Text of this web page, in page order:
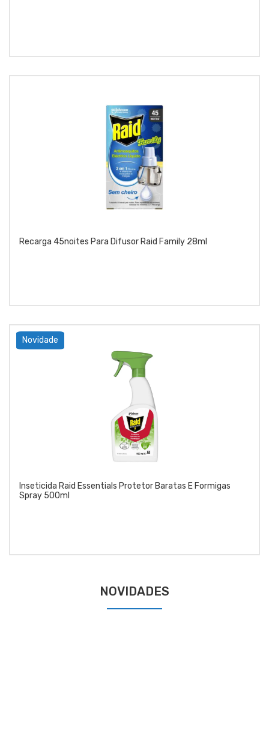
Recarga 45noites Para Difusor Raid Family 28ml
Novidade
Inseticida Raid Essentials Protetor Baratas E Formigas
Spray 500ml
NOVIDADES